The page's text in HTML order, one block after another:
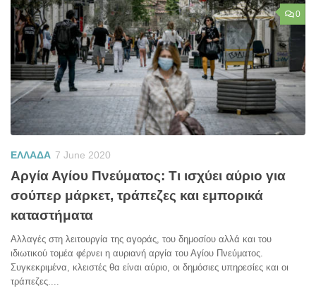
0
ΕΛΛΑΔΑ 7 June 2020
Αργία Αγίου Πνεύματος: Τι ισχύει αύριο για
σούπερ μάρκετ, τράπεζες και εμπορικά
καταστήματα
Αλλαγές στη λειτουργία της αγοράς, του δημοσίου αλλά και του
ιδιωτικού τομέα φέρνει η αυριανή αργία του Αγίου Πνεύματος.
Συγκεκριμένα, κλειστές θα είναι αύριο, οι δημόσιες υπηρεσίες και οι
τράπεζες....